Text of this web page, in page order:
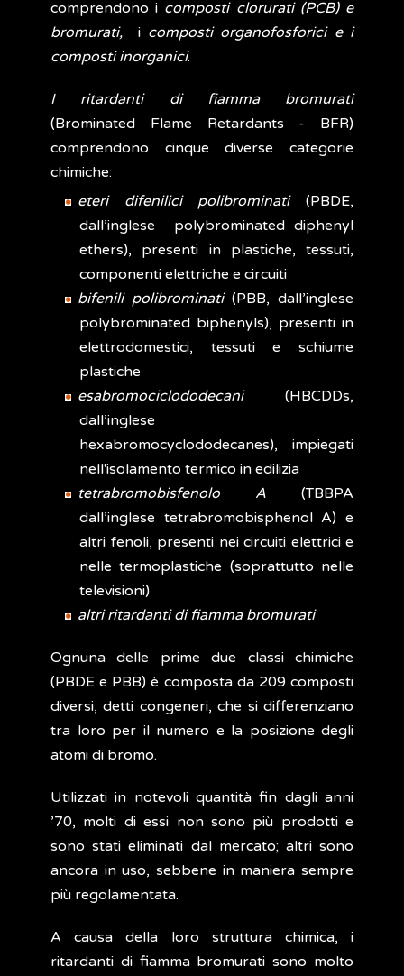
comprendono i composti clorurati (PCB) e
bromurati,
i composti organofosforici e i
composti inorganici.
I ritardanti di fiamma bromurati
(Brominated Flame Retardants - BFR)
comprendono cinque diverse categorie
chimiche:
eteri difenilici polibrominati(PBDE,
dall’inglese polybrominated diphenyl
ethers), presenti in plastiche, tessuti,
componenti elettriche e circuiti
bifenili polibrominati(PBB, dall’inglese
polybrominated biphenyls), presenti in
elettrodomestici, tessuti e schiume
plastiche
esabromociclododecani (HBCDDs,
dall’inglese
hexabromocyclododecanes), impiegati
nell'isolamento termico in edilizia
tetrabromobisfenolo A (TBBPA
dall’inglese tetrabromobisphenol A) e
altri fenoli, presenti nei circuiti elettrici e
nelle termoplastiche (soprattutto nelle
televisioni)
altri ritardanti di fiamma bromurati
Ognuna delle prime due classi chimiche
(PBDE e PBB) è composta da 209 composti
diversi, detti congeneri, che si differenziano
tra loro per il numero e la posizione degli
atomi di bromo.
Utilizzati in notevoli quantità fin dagli anni
’70, molti di essi non sono più prodotti e
sono stati eliminati dal mercato; altri sono
ancora in uso, sebbene in maniera sempre
più regolamentata.
A causa della loro struttura chimica, i
ritardanti di fiamma bromurati sono molto